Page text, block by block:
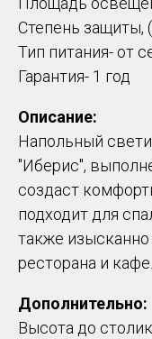
Степень защиты,
Тип питания- от
Гарантия- 1 год
Описание:
Напольный
"Иберис",
создаст
подходит для
также
ресторана и кафе.
Дополнительно:
Высота до